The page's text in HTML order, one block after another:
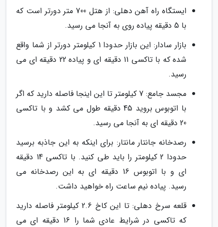
ایستگاه راه آهن دهلی: از هتل 700 متر دورتر است که
با 5 دقیقه پیاده روی به آنجا می رسید.
بازار سادار: این بازار حدودا 1 کیلومتر دورتر از شما واقع
شده که با تاکسی 11 دقیقه ای و پیاده 22 دقیقه ای می
رسید.
مجسد جامع: 7 کیلومتر تا این اینجا فاصله دارید که اگر
با اتوبوس بروید 45 دقیقه طول می کشد و با تاکسی
20 دقیقه ای به آنجا می رسید.
رصدخانه جانتار مانتار: برای اینکه به این جاذبه برسید
حدودا 2 کیلومتر را باید طی کنید. با تاکسی 14 دقیقه
ای و با اتوبوس 16 دقیقه ای به این رصدخانه می
رسید. پیاده نیم ساعت راه خواهید داشت.
قلعه سرخ دهلی: تا این کاخ 2.6 کیلومتر فاصله دارید
که تاکسی در شرایط عادی شما را 16 دقیقه ای می